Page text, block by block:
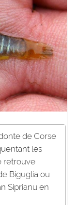
de Corse
les
retrouve
Biguglia ou
Siprianu en